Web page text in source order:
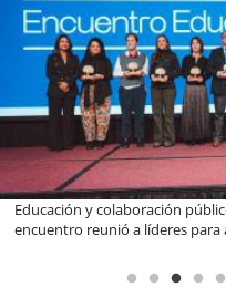
Claves para comprar